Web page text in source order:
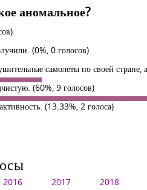
аномальное?
(0%, 0 голосов)
самолеты по своей стране,
(60%, 9 голосов)
(13.33%, 2 голоса)
2016 2017 2018